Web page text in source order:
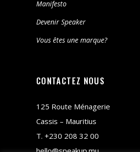
Manifesto
Devenir Speaker
Vous êtes une marque?
CONTACTEZ NOUS
125 Route Ménagerie
Cassis – Mauritius
T. +230 208 32 00